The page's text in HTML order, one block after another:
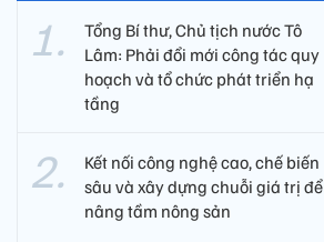
Tổng Bí thư, Chủ tịch nước Tô
Lâm: Phải đổi mới công tác quy
hoạch và tổ chức phát triển hạ
tầng
Kết nối công nghệ cao, chế biến
sâu và xây dựng chuỗi giá trị để
nâng tầm nông sản